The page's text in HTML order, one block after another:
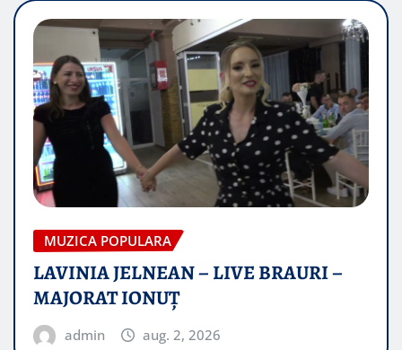
MUZICA POPULARA
LAVINIA JELNEAN – LIVE BRAURI –
MAJORAT IONUŢ
admin aug. 2, 2026